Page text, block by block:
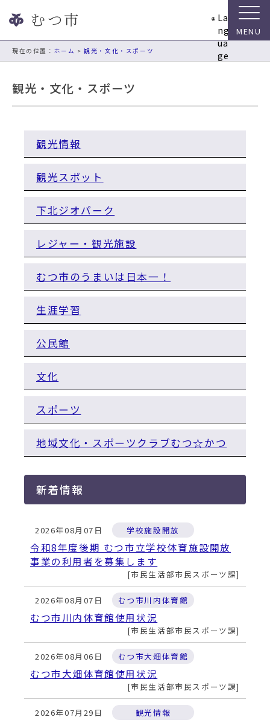
ビ
シ
La
ng
ua
ge
現在の位置： ホーム >観光・文化・スポーツ
観光・文化・スポーツ
観光情報
観光スポット
下北ジオパーク
レジャー・観光施設
むつ市のうまいは日本一！
生涯学習
公民館
文化
スポーツ
地域文化・スポーツクラブむつ☆かつ
新着情報
2026年08月07日 学校施設開放
令和8年度後期 むつ市立学校体育施設開放
事業の利用者を募集します
市民生活部市民スポーツ課
2026年08月07日 むつ市川内体育館
むつ市川内体育館使用状況
市民生活部市民スポーツ課
2026年08月06日 むつ市大畑体育館
むつ市大畑体育館使用状況
市民生活部市民スポーツ課
2026年07月29日 観光情報